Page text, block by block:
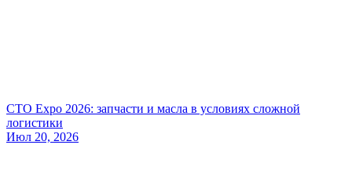
СТО Expo 2026: запчасти и масла в условиях сложной
логистики
Июл 20, 2026